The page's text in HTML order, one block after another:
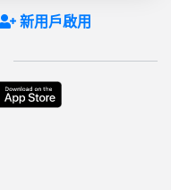
新用戶啟用